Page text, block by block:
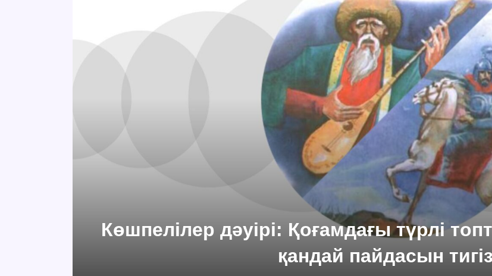
Көшпелілер дәуірі: Қоғамдағы түрлі
қандай пайдасын